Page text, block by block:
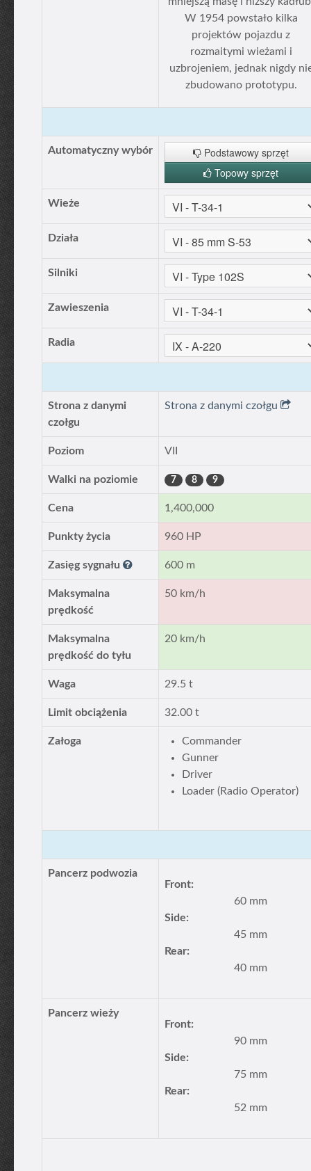
W 1954 powstało kilka
projektów pojazdu z
rozmaitymi wieżami i
uzbrojeniem, jednak nigdy
zbudowano prototypu.
Automatyczny wybór
Podstawowy sprzęt
Topowy sprzęt
Wieże
Działa
Silniki
Zawieszenia
Radia
Strona z danymi
czołgu
Strona z danymi czołgu
Poziom VII
Walki na poziomie 7 8 9
Cena 1,400,000
Punkty życia 960 HP
Zasięg sygnału 600 m
Maksymalna
prędkość
50 km/h
Maksymalna
prędkość do tyłu
20 km/h
Waga 29.5 t
Limit obciążenia 32.00 t
Załoga
Commander
Gunner
Driver
Loader (Radio Operator)
Pancerz podwozia
Front:
60 mm
Side:
45 mm
Rear:
40 mm
Pancerz wieży
Front:
90 mm
Side:
75 mm
Rear:
52 mm